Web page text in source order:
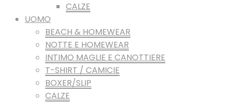
CALZE
UOMO
BEACH & HOMEWEAR
NOTTE E HOMEWEAR
INTIMO MAGLIE E CANOTTIERE
T-SHIRT / CAMICIE
BOXER/SLIP
CALZE